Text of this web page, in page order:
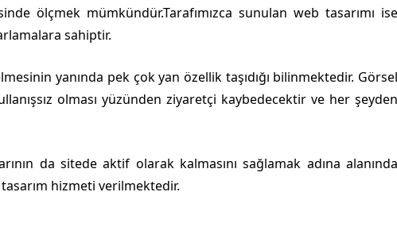
ölçmek mümkündür.Tarafımızca sunulan web tasarımı ise
sahiptir.
yanında pek çok yan özellik taşıdığı bilinmektedir. Görsel
olması yüzünden ziyaretçi kaybedecektir ve her şeyden
da sitede aktif olarak kalmasını sağlamak adına alanında
hizmeti verilmektedir.